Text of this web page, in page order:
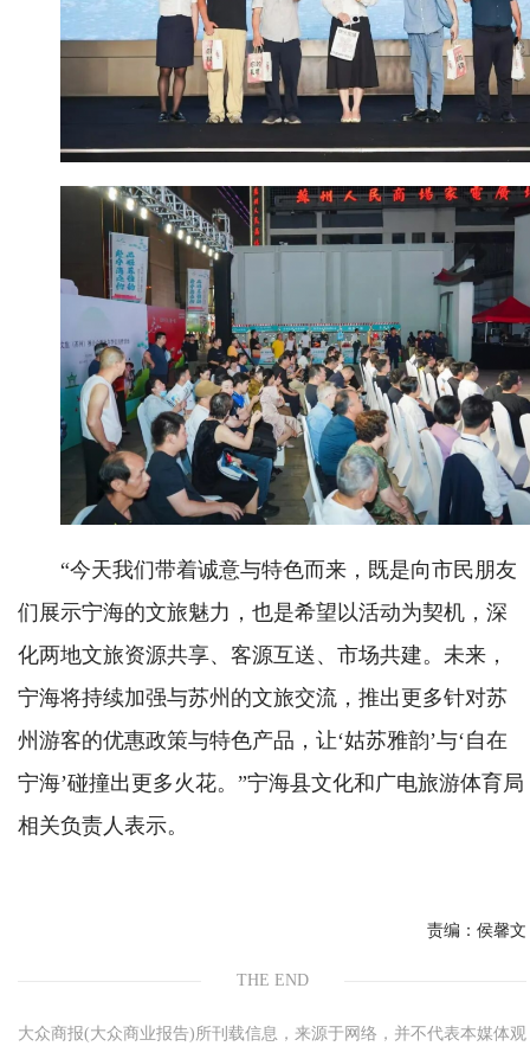
“今天我们带着诚意与特色而来，既是向市民朋友
们展示宁海的文旅魅力，也是希望以活动为契机，深
化两地文旅资源共享、客源互送、市场共建。未来，
宁海将持续加强与苏州的文旅交流，推出更多针对苏
州游客的优惠政策与特色产品，让‘姑苏雅韵’与‘自在
宁海’碰撞出更多火花。”宁海县文化和广电旅游体育局
相关负责人表示。
责编： 侯馨文
THE END
大众商报(大众商业报告)所刊载信息，来源于网络，并不代表本媒体观